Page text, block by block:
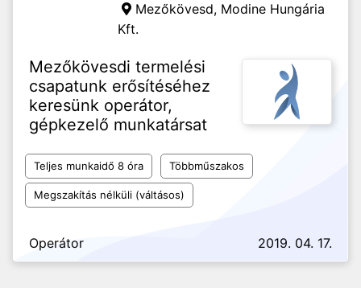
Mezőkövesd, Modine Hungária
Kft.
Mezőkövesdi termelési
csapatunk erősítéséhez
keresünk operátor,
gépkezelő munkatársat
Teljes munkaidő 8 óra Többműszakos
Megszakítás nélküli (váltásos)
Operátor 2019. 04. 17.